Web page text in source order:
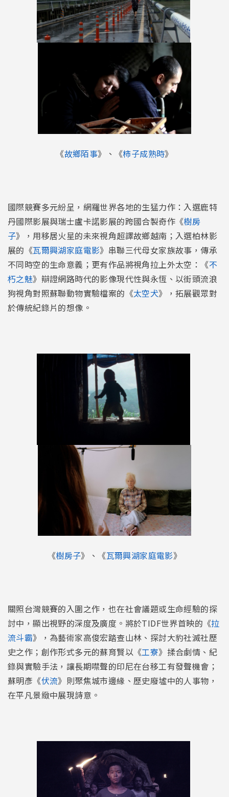
《故鄉陌事》、《柿子成熟時》
國際競賽多元紛呈，網羅世界各地的生猛力作：入選鹿特
丹國際影展與瑞士盧卡諾影展的跨國合製奇作《樹房
子》，用移居火星的未來視角超譯故鄉越南；入選柏林影
展的《瓦爾興湖家庭電影》串聯三代母女家族故事，傳承
不同時空的生命意義；更有作品將視角拉上外太空：《不
朽之魅》辯證網路時代的影像現代性與永恆、以街頭流浪
狗視角對照蘇聯動物實驗檔案的《太空犬》，拓展觀眾對
於傳統紀錄片的想像。
《樹房子》、《瓦爾興湖家庭電影》
關照台灣競賽的入圍之作，也在社會議題或生命經驗的探
討中，顯出視野的深度及廣度。將於TIDF世界首映的《拉
流斗霸》，為藝術家高俊宏踏查山林、探討大豹社滅社歷
史之作；創作形式多元的蘇育賢以《工寮》揉合劇情、紀
錄與實驗手法，讓長期噤聲的印尼在台移工有發聲機會；
蘇明彥《伏流》則聚焦城市邊緣、歷史廢墟中的人事物，
在平凡景緻中展現詩意。